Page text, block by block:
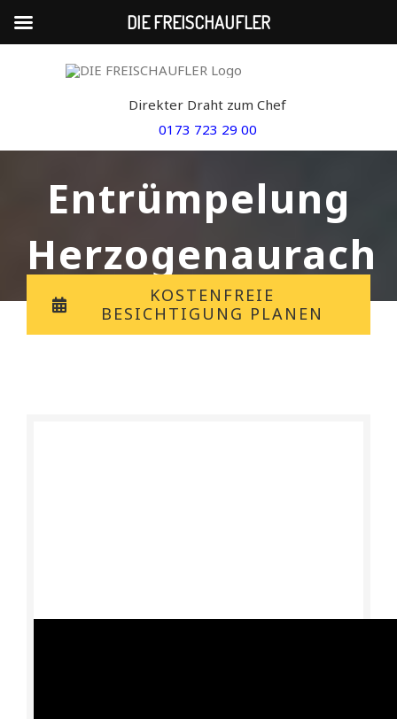
Direkter Draht zum Chef
0173 723 29 00
Entrümpelung
Herzogenaurach
KOSTENFREIE
BESICHTIGUNG PLANEN
DIE FREISCHAUFLER